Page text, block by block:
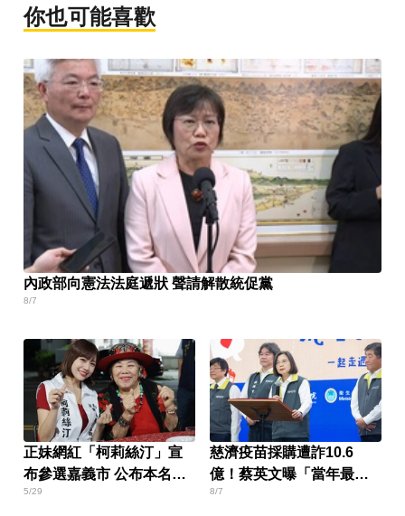
你也可能喜歡
內政部向憲法法庭遞狀 聲請解散統促黨
8/7
正妹網紅「柯莉絲汀」宣
布參選嘉義市 公布本名太
驚人
5/29
慈濟疫苗採購遭詐10.6
億！蔡英文曝「當年最難
決定」
8/7